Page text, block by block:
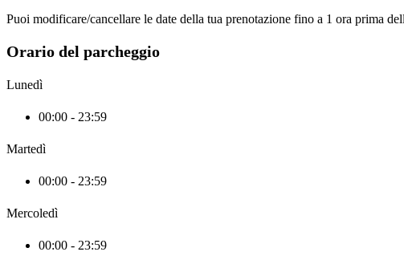
Puoi modificare/cancellare le date della tua prenotazione fino a 1 ora prima
Orario del parcheggio
Lunedì
00:00 - 23:59
Martedì
00:00 - 23:59
Mercoledì
00:00 - 23:59